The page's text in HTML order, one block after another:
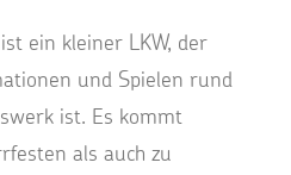
ein kleiner LKW, der
und Spielen rund
ist. Es kommt
als auch zu